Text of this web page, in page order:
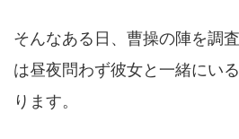
そんなある日、曹操の陣を調
は昼夜問わず彼女と一緒にい
ります。